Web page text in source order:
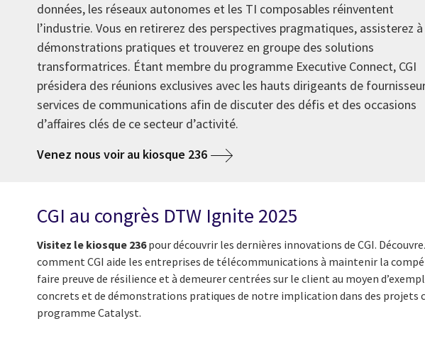
données, les réseaux autonomes et les TI composables réinventent
l’industrie. Vous en retirerez des perspectives pragmatiques, assisterez
démonstrations pratiques et trouverez en groupe des solutions
transformatrices. Étant membre du programme Executive Connect, CGI
présidera des réunions exclusives avec les hauts dirigeants de
services de communications afin de discuter des défis et des occasions
d’affaires clés de ce secteur d’activité.
Venez nous voir au kiosque 236
CGI au congrès DTW Ignite 2025
Visitez le kiosque 236pour découvrir les dernières innovations de CGI.
comment CGI aide les entreprises de télécommunications à maintenir la
faire preuve de résilience et à demeurer centrées sur le client au moyen
concrets et de démonstrations pratiques de notre implication dans des projets
programme Catalyst.